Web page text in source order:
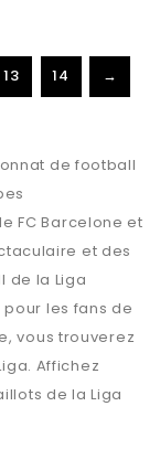
13 14 →
de football
FC Barcelone et
et des
de la Liga
les fans de
vous trouverez
Affichez
de la Liga